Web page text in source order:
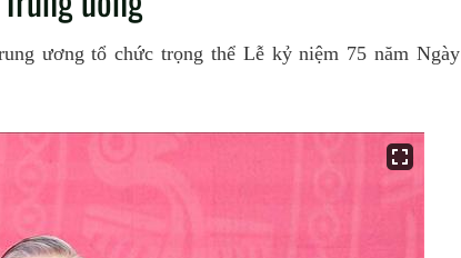
ương tổ chức trọng thể Lễ kỷ niệm 75 năm Ngày